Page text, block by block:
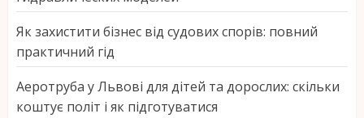
Як захистити бізнес від судових спорів: повний
практичний гід
Аеротруба у Львові для дітей та дорослих: скільки
коштує політ і як підготуватися